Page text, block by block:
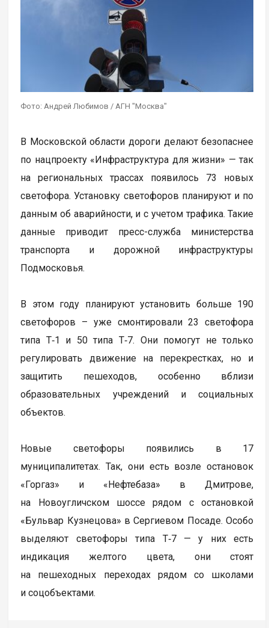
Фото: Андрей Любимов / АГН "Москва"
В Московской области дороги делают безопаснее
по нацпроекту «Инфраструктура для жизни» — так
на региональных трассах появилось 73 новых
светофора. Установку светофоров планируют и по
данным об аварийности, и с учетом трафика. Такие
данные приводит пресс-служба министерства
транспорта и дорожной инфраструктуры
Подмосковья.
В этом году планируют установить больше 190
светофоров – уже смонтировали 23 светофора
типа Т‑1 и 50 типа Т‑7. Они помогут не только
регулировать движение на перекрестках, но и
защитить пешеходов, особенно вблизи
образовательных учреждений и социальных
объектов.
Новые светофоры появились в 17
муниципалитетах. Так, они есть возле остановок
«Горгаз» и «Нефтебаза» в Дмитрове,
на Новоугличском шоссе рядом с остановкой
«Бульвар Кузнецова» в Сергиевом Посаде. Особо
выделяют светофоры типа Т‑7 — у них есть
индикация желтого цвета, они стоят
на пешеходных переходах рядом со школами
и соцобъектами.